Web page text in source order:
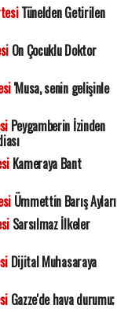
Tünelden Getirilen
On Çocuklu Doktor
'Musa, senin gelişinle
Peygamberin İzinden
Kameraya Bant
Ümmettin Barış Ayları
Sarsılmaz İlkeler
Dijital Muhasaraya
Gazze'de hava durumu;